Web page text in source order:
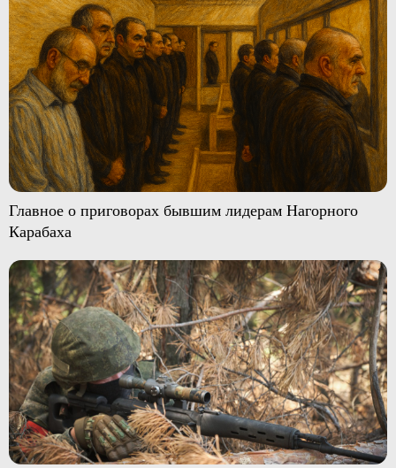
Главное о приговорах бывшим лидерам Нагорного
Карабаха